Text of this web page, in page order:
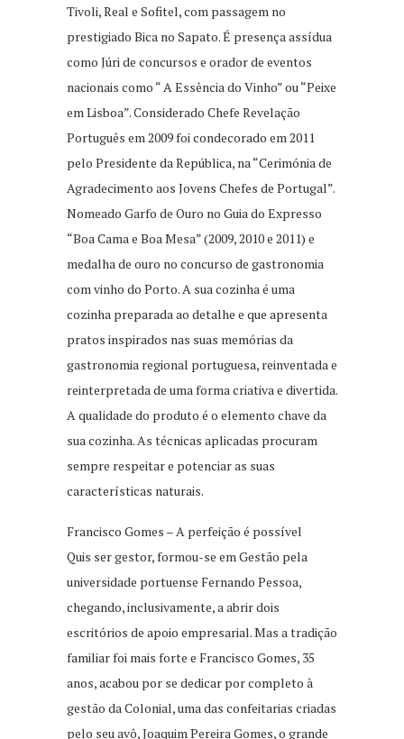
Tivoli, Real e Sofitel, com passagem no
prestigiado Bica no Sapato. É presença assídua
como Júri de concursos e orador de eventos
nacionais como “ A Essência do Vinho” ou “Peixe
em Lisboa”. Considerado Chefe Revelação
Português em 2009 foi condecorado em 2011
pelo Presidente da República, na “Cerimónia de
Agradecimento aos Jovens Chefes de Portugal”.
Nomeado Garfo de Ouro no Guia do Expresso
“Boa Cama e Boa Mesa” (2009, 2010 e 2011) e
medalha de ouro no concurso de gastronomia
com vinho do Porto. A sua cozinha é uma
cozinha preparada ao detalhe e que apresenta
pratos inspirados nas suas memórias da
gastronomia regional portuguesa, reinventada e
reinterpretada de uma forma criativa e divertida.
A qualidade do produto é o elemento chave da
sua cozinha. As técnicas aplicadas procuram
sempre respeitar e potenciar as suas
características naturais.
Francisco Gomes – A perfeição é possível
Quis ser gestor, formou-se em Gestão pela
universidade portuense Fernando Pessoa,
chegando, inclusivamente, a abrir dois
escritórios de apoio empresarial. Mas a tradição
familiar foi mais forte e Francisco Gomes, 35
anos, acabou por se dedicar por completo à
gestão da Colonial, uma das confeitarias criadas
pelo seu avô, Joaquim Pereira Gomes, o grande